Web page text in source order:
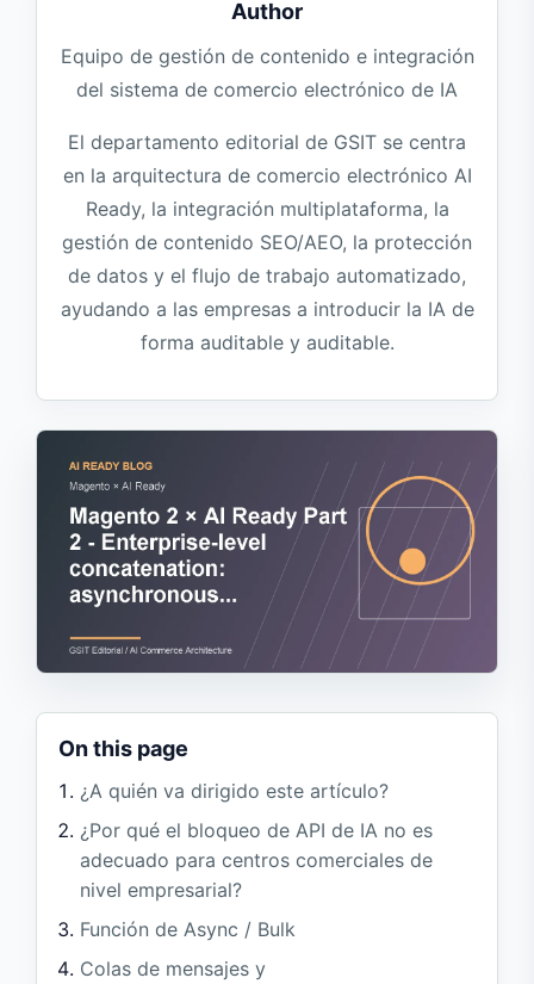
Author
Equipo de gestión de contenido e integración
del sistema de comercio electrónico de IA
El departamento editorial de GSIT se centra
en la arquitectura de comercio electrónico AI
Ready, la integración multiplataforma, la
gestión de contenido SEO/AEO, la protección
de datos y el flujo de trabajo automatizado,
ayudando a las empresas a introducir la IA de
forma auditable y auditable.
On this page
¿A quién va dirigido este artículo?
¿Por qué el bloqueo de API de IA no es
adecuado para centros comerciales de
nivel empresarial?
Función de Async / Bulk
Colas de mensajes y